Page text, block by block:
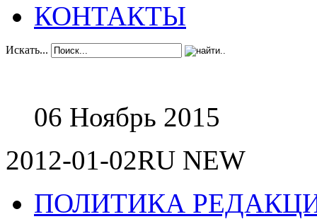
КОНТАКТЫ
Искать...
06 Ноябрь 2015
2012-01-02RU NEW
ПОЛИТИКА